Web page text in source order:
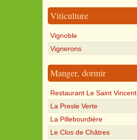
Viticulture
Vignoble
Vignerons
Manger, dormir
Restaurant Le Saint Vincent
La Presle Verte
La Pillebourdière
Le Clos de Châtres